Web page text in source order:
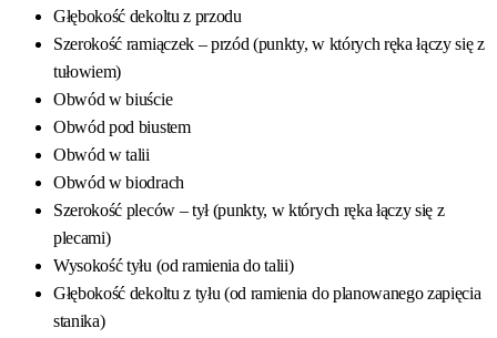
Głębokość dekoltu z przodu
Szerokość ramiączek – przód (punkty, w których ręka łączy się z
tułowiem)
Obwód w biuście
Obwód pod biustem
Obwód w talii
Obwód w biodrach
Szerokość pleców – tył(punkty, w których ręka łączy się z
plecami)
Wysokość tyłu (od ramienia do talii)
Głębokość dekoltu z tyłu (od ramienia do planowanego zapięcia
stanika)